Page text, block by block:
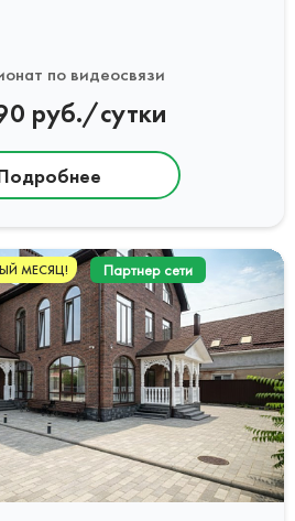
по видеосвязи
руб./сутки
МЕСЯЦ! Партнер сети